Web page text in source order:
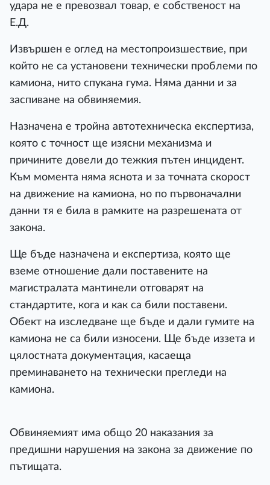
удара не е превозвал товар, е собственост на
Е.Д.
Извършен е оглед на местопроизшествие, при
който не са установени технически проблеми по
камиона, нито спукана гума. Няма данни и за
заспиване на обвиняемия.
Назначена е тройна автотехническа експертиза,
която с точност ще изясни механизма и
причините довели до тежкия пътен инцидент.
Към момента няма яснота и за точната скорост
на движение на камиона, но по първоначални
данни тя е била в рамките на разрешената от
закона.
Ще бъде назначена и експертиза, която ще
вземе отношение дали поставените на
магистралата мантинели отговарят на
стандартите, кога и как са били поставени.
Обект на изследване ще бъде и дали гумите на
камиона не са били износени. Ще бъде иззета и
цялостната документация, касаеща
преминаването на технически прегледи на
камиона.
Обвиняемият има общо 20 наказания за
предишни нарушения на закона за движение по
пътищата.